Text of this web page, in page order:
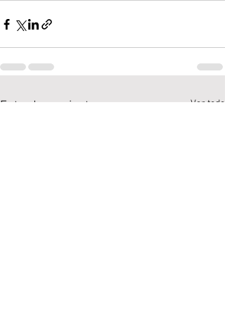
Entradas recientes Ver todo